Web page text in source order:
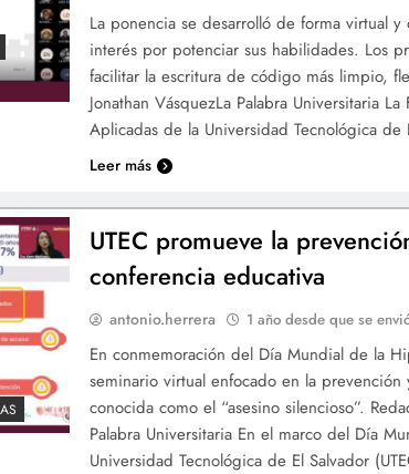
La ponencia se desarrolló de forma virtual
interés por potenciar sus habilidades. Los
facilitar la escritura de código más limpio,
Jonathan VásquezLa Palabra Universitaria
Aplicadas de la Universidad Tecnológica de
Leer más
UTEC promueve la
conferencia educativa
antonio.herrera 1 año desde que se
En conmemoración del Día Mundial de la
seminario virtual enfocado en la
conocida como el “asesino silencioso”.
Palabra Universitaria En el marco del Día
Universidad Tecnológica de El Salvador